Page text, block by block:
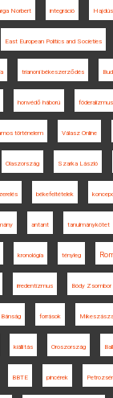
Norbert integráció
East European Politics and Societies
trianoni békeszerződés
honvédő háború föderalizmus
történelem Válasz Online
Olaszország Szarka László
békefeltételek
antant tanulmánykötet
kronológia tényleg
irredentizmus Bódy Zsombor
Bánság források Mikeszásza
kiállítás Oroszország
BBTE pincérek